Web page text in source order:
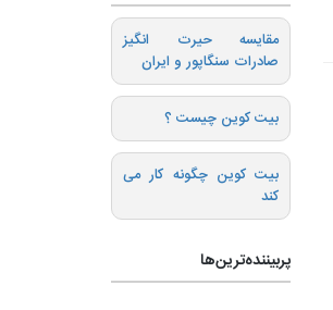
️مقایسه حیرت انگیز
صادرات سنگاپور و ایران
بیت کوین چیست ؟
بیت کوین چگونه کار می
کند
پربیننده‌ترین‌ها